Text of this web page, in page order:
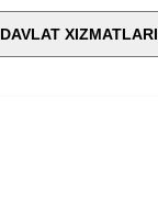
DAVLAT XIZMATLARI